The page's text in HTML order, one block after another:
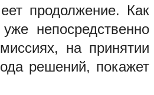
продолжение. Как
непосредственно
на принятии
решений, покажет